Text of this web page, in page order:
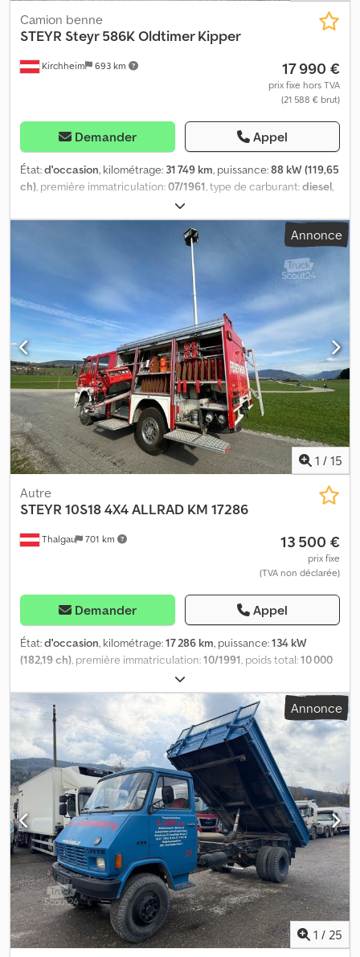
Kirchheim 693 km
Camion benne
STEYR Steyr 586K Oldtimer Kipper
17 990 €
prix fixe hors TVA
(21 588 € brut)
Demander Appel
État:d'occasion, kilométrage: 31 749 km, puissance:88 kW (119,65
ch), première immatriculation:07/1961, type de carburant:diesel,
, configuration d'essieux:
bleu, type d'engrenage:mécanique, longueur de l'espace de
, largeur de l’espace de chargement:2 240
, hauteur de l'espace de chargement:
, * La technique fonctionne sans problème *
Le véhicule roule, dirige, freine, la benne fonctionne * Carte grise
autrichienne d'origine incluse * De nombreuses pièces neuves
installées Crjdpfx Apjwkl S Tonjf Infos : Toutes les informations
sont données sans garantie – vente intermédiaire réservée.
Annonce
1 / 15
Thalgau 701 km
Autre
STEYR 10S18 4X4 ALLRAD KM 17286
13 500 €
prix fixe
(TVA non déclarée)
Demander Appel
État:d'occasion, kilométrage:17 286 km, puissance:134 kW
(182,19 ch), première immatriculation:10/1991, poids total:10 000
, couleur:
d'essieux:2 essieux, type d'engrenage:mécanique, Année de
construction:
, Équipement:
ABS, chauffage de
stationnement, transmission intégrale, Camion-citerne à mousse
avec pompe à incendie, capacité de 2000 litres, 9 places,
empattement de 3700 mm, différence de taux d'imposition
appliquée. Crodpfxsyd S Awj Apnsf
Annonce
1 / 25